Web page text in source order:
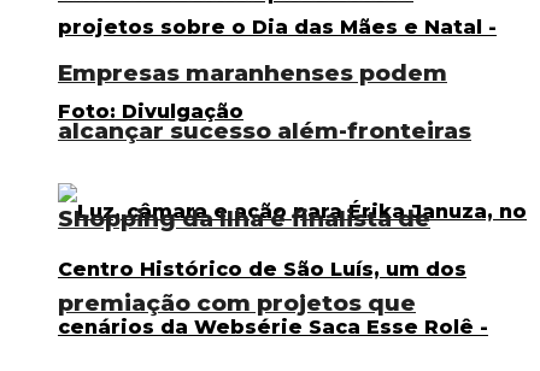
Empresas maranhenses podem
alcançar sucesso além-fronteiras
Shopping da Ilha é finalista de
premiação com projetos que